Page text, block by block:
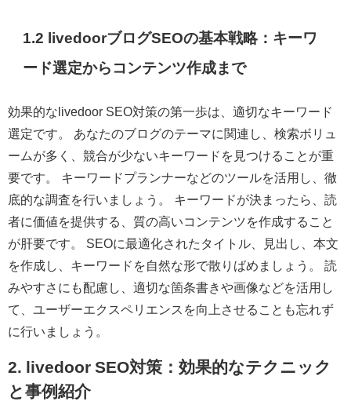
1.2 livedoorブログSEOの基本戦略：キーワ
ード選定からコンテンツ作成まで
効果的なlivedoor SEO対策の第一歩は、適切なキーワード
選定です。 あなたのブログのテーマに関連し、検索ボリュ
ームが多く、競合が少ないキーワードを見つけることが重
要です。 キーワードプランナーなどのツールを活用し、徹
底的な調査を行いましょう。 キーワードが決まったら、読
者に価値を提供する、質の高いコンテンツを作成すること
が肝要です。 SEOに最適化されたタイトル、見出し、本文
を作成し、キーワードを自然な形で散りばめましょう。 読
みやすさにも配慮し、適切な箇条書きや画像などを活用し
て、ユーザーエクスペリエンスを向上させることも忘れず
に行いましょう。
2. livedoor SEO対策：効果的なテクニック
と事例紹介